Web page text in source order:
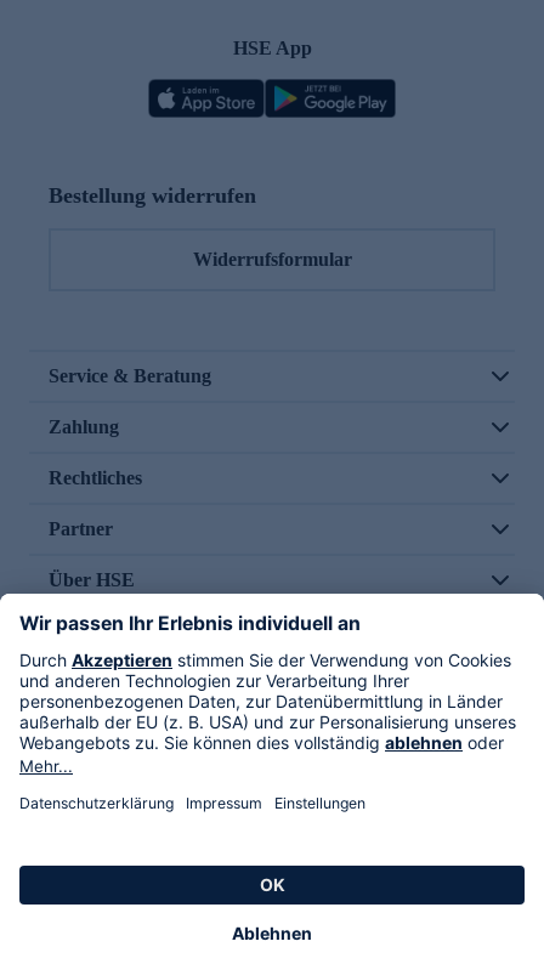
HSE App
Bestellung widerrufen
Widerrufsformular
Service & Beratung
Zahlung
Rechtliches
Partner
Über HSE
Im TV
HSE International